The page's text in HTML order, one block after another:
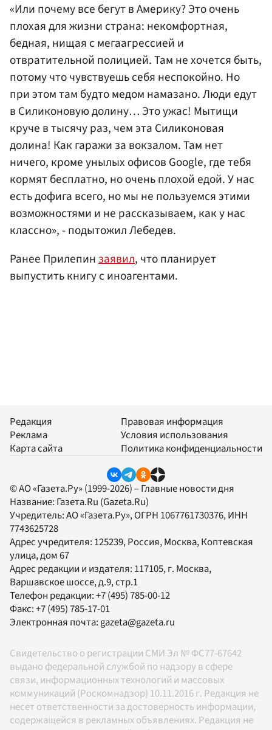
«Или почему все бегут в Америку? Это очень
плохая для жизни страна: некомфортная,
бедная, нищая с мегаагрессией и
отвратительной полицией. Там не хочется быть,
потому что чувствуешь себя неспокойно. Но
при этом там будто медом намазано. Люди едут
в Силиконовую долину… Это ужас! Мытищи
круче в тысячу раз, чем эта Силиконовая
долина! Как гаражи за вокзалом. Там нет
ничего, кроме унылых офисов Google, где тебя
кормят бесплатно, но очень плохой едой. У нас
есть дофига всего, но мы не пользуемся этими
возможностями и не рассказываем, как у нас
классно», - подытожил Лебедев.
Ранее Прилепинзаявил, что планирует
выпустить книгу с иноагентами.
Редакция
Реклама
Карта сайта
Правовая информация
Условия использования
Политика конфиденциальности
© АО «Газета.Ру» (1999-2026) – Главные новости дня
Название: Газета.Ru (Gazeta.Ru)
Учредитель:АО «Газета.Ру», ОГРН 1067761730376, ИНН
7743625728
Адрес учредителя: 125239, Россия, Москва, Коптевская
улица, дом 67
Адрес редакции и издателя: 117105, г. Москва,
Варшавское шоссе, д.9, стр.1
Телефон редакции:+7 (495) 785-00-12
Факс:+7 (495) 785-17-01
Электронная почта: gazeta@gazeta.ru
Свидетельство о регистрации СМИ Эл № ФС77-67642
выдано федеральной службой по надзору в сфере
связи, информационных технологий и массовых
коммуникаций (Роскомнадзор) 10.11.2016 г. Редакция не
несет ответственности за достоверность информации,
содержащейся в рекламных объявлениях. Редакция не